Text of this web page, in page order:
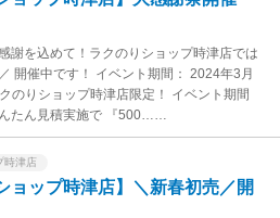
謝を込めて！ラクのりショップ時津店では
催中です！ イベント期間： 2024年3月
のりショップ時津店限定！ イベント期間
たん見積実施で 『500……
時津店
ョップ時津店】＼新春初売／開